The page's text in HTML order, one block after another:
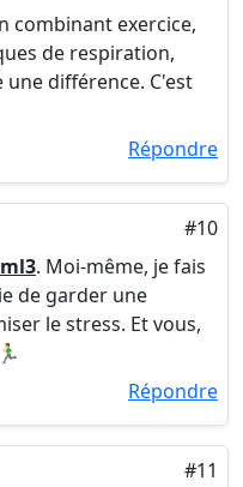
combinant exercice,
de respiration,
différence. C'est
Répondre
#10
. Moi-même, je fais
de garder une
le stress. Et vous,
Répondre
#11